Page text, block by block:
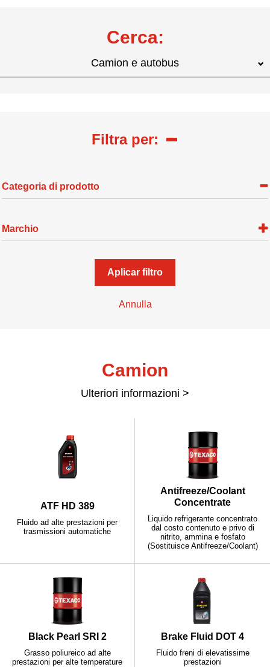
Cerca:
Camion e autobus
Filtra per:
Categoria di prodotto
Marchio
Aplicar filtro
Annulla
Camion
Ulteriori informazioni >
ATF HD 389
Fluido ad alte prestazioni per
trasmissioni automatiche
Antifreeze/Coolant
Concentrate
Liquido refrigerante concentrato
dal costo contenuto e privo di
nitrito, ammina e fosfato
(Sostituisce Antifreeze/Coolant)
Black Pearl SRI 2
Grasso poliureico ad alte
prestazioni per alte temperature
Brake Fluid DOT 4
Fluido freni di elevatissime
prestazioni